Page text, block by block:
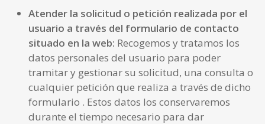
Atender la solicitud o petición realizada por el
usuario a través del formulario de contacto
situado en la web: Recogemos y tratamos los
datos personales del usuario para poder
tramitar y gestionar su solicitud, una consulta o
cualquier petición que realiza a través de dicho
formulario . Estos datos los conservaremos
durante el tiempo necesario para dar